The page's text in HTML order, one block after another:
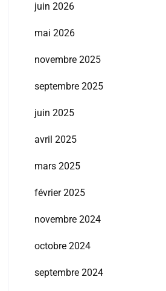
juin 2026
mai 2026
novembre 2025
septembre 2025
juin 2025
avril 2025
mars 2025
février 2025
novembre 2024
octobre 2024
septembre 2024